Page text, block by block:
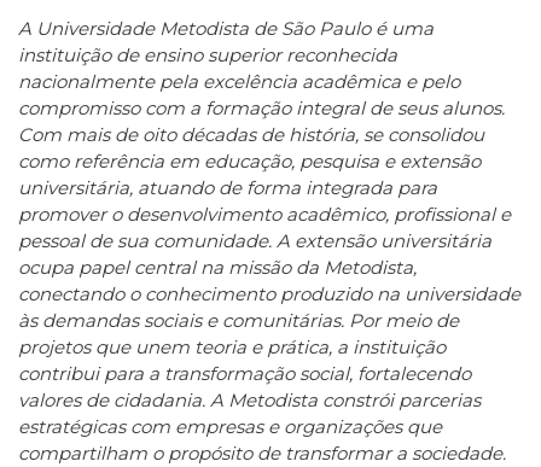
A Universidade Metodista de São Paulo é uma
instituição de ensino superior reconhecida
nacionalmente pela excelência acadêmica e pelo
compromisso com a formação integral de seus alunos.
Com mais de oito décadas de história, se consolidou
como referência em educação, pesquisa e extensão
universitária, atuando de forma integrada para
promover o desenvolvimento acadêmico, profissional e
pessoal de sua comunidade. A extensão universitária
ocupa papel central na missão da Metodista,
conectando o conhecimento produzido na universidade
às demandas sociais e comunitárias. Por meio de
projetos que unem teoria e prática, a instituição
contribui para a transformação social, fortalecendo
valores de cidadania. A Metodista constrói parcerias
estratégicas com empresas e organizações que
compartilham o propósito de transformar a sociedade.